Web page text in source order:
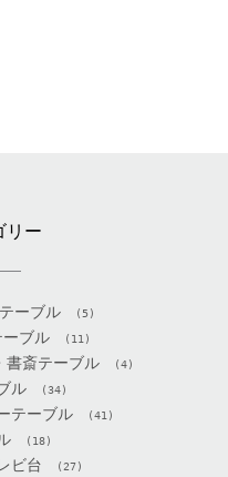
リー
ーブル (5)
ーブル (11)
書斎テーブル (4)
ル (34)
テーブル (41)
(18)
ビ台 (27)